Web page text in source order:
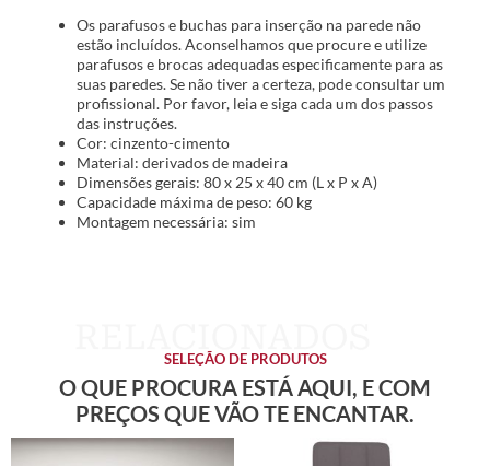
Os parafusos e buchas para inserção na parede não
estão incluídos. Aconselhamos que procure e utilize
parafusos e brocas adequadas especificamente para as
suas paredes. Se não tiver a certeza, pode consultar um
profissional. Por favor, leia e siga cada um dos passos
das instruções.
Cor: cinzento-cimento
Material: derivados de madeira
Dimensões gerais: 80 x 25 x 40 cm (L x P x A)
Capacidade máxima de peso: 60 kg
Montagem necessária: sim
SELEÇÃO DE PRODUTOS
O QUE PROCURA ESTÁ AQUI, E COM
PREÇOS QUE VÃO TE ENCANTAR.